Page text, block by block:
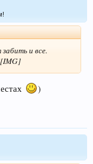
и все.
)